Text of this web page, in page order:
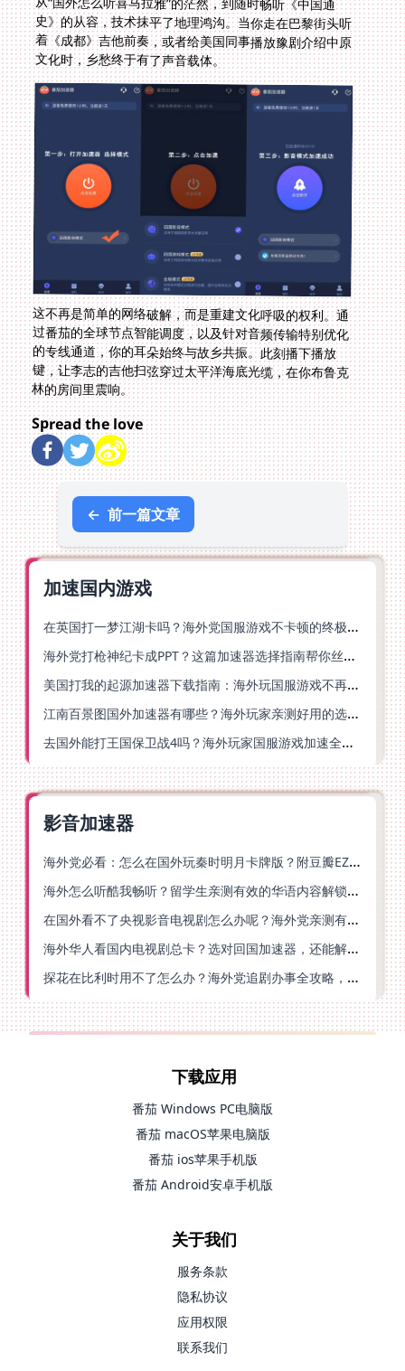
文化时，乡愁终于有了声音载体。
这不再是简单的网络破解，而是重建文化呼吸的权利。通
过番茄的全球节点智能调度，以及针对音频传输特别优化
的专线通道，你的耳朵始终与故乡共振。此刻播下播放
键，让李志的吉他扫弦穿过太平洋海底光缆，在你布鲁克
林的房间里震响。
Spread the love
← 前一篇文章
加速国内游戏
在英国打一梦江湖卡吗？海外党国服游戏不卡顿的终极解法
海外党打枪神纪卡成PPT？这篇加速器选择指南帮你丝滑上分
美国打我的起源加速器下载指南：海外玩国服游戏不再卡的终极方案
江南百景图国外加速器有哪些？海外玩家亲测好用的选择与避坑指南
去国外能打王国保卫战4吗？海外玩家国服游戏加速全攻略（附公主连结幻想江湖实测）
影音加速器
海外党必看：怎么在国外玩秦时明月卡牌版？附豆瓣EZCast地区限制破解法
海外怎么听酷我畅听？留学生亲测有效的华语内容解锁指南
在国外看不了央视影音电视剧怎么办呢？海外党亲测有效的回国加速方案
海外华人看国内电视剧总卡？选对回国加速器，还能解决菲律宾打不开反诈中心的问题
探花在比利时用不了怎么办？海外党追剧办事全攻略，选对加速器就够了
下载应用
番茄 Windows PC电脑版
番茄 macOS苹果电脑版
番茄 ios苹果手机版
番茄 Android安卓手机版
关于我们
服务条款
隐私协议
应用权限
联系我们